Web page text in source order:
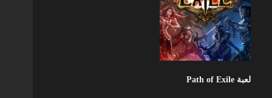
لعبة Path of Exile